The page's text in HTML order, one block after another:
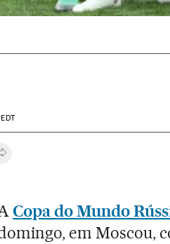
en Facebook
en Twitter
Desplegar Redes Sociales
Copa do Mundo
em Moscou,